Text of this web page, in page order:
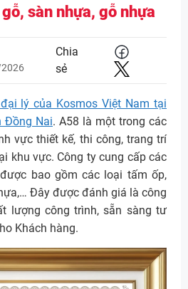
sàn nhựa, gỗ nhựa
Chia
sẻ
lý của Kosmos Việt Nam tại
Đồng Nai. A58 là một trong các
vực thiết kế, thi công, trang trí
khu vực. Công ty cung cấp các
bao gồm các loại tấm ốp,
Đây được đánh giá là công
lượng công trình, sẵn sàng tư
Khách hàng.